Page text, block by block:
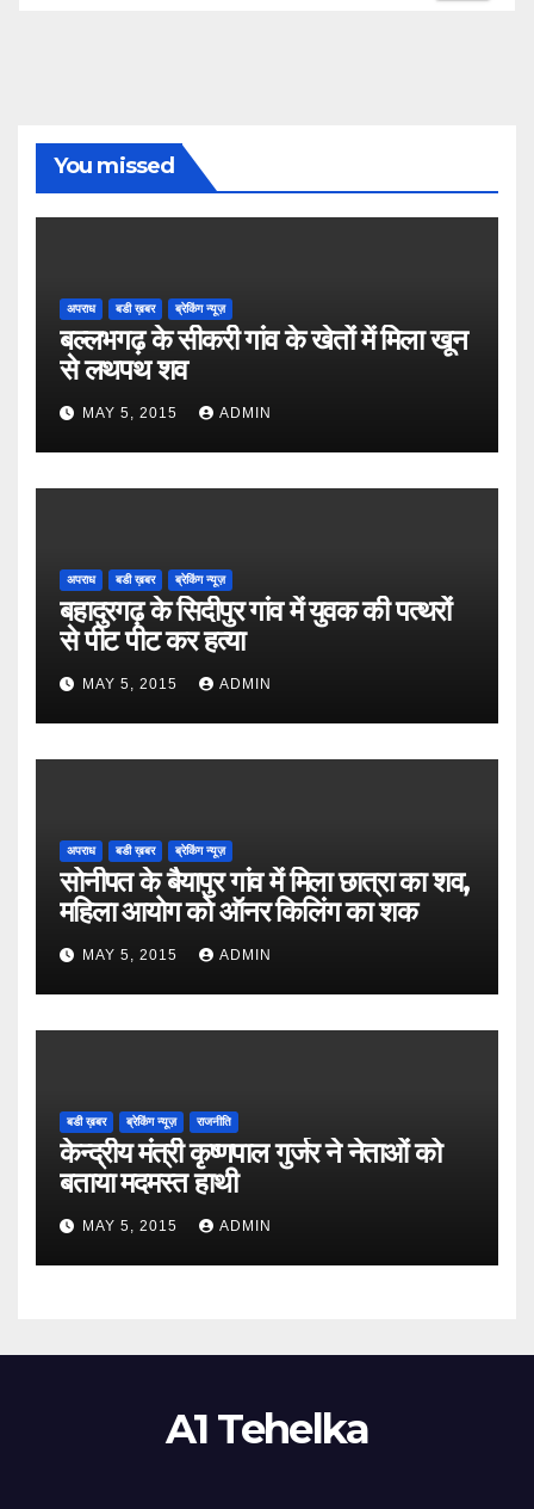
You missed
अपराध बडी ख़बर ब्रेकिंग न्यूज़
बल्लभगढ़ के सीकरी गांव के खेतों में मिला खून
से लथपथ शव
MAY 5, 2015 ADMIN
अपराध बडी ख़बर ब्रेकिंग न्यूज़
बहादुरगढ़ के सिदीपुर गांव में युवक की पत्थरों
से पीट पीट कर हत्या
MAY 5, 2015 ADMIN
अपराध बडी ख़बर ब्रेकिंग न्यूज़
सोनीपत के बैयापुर गांव में मिला छात्रा का शव,
महिला आयोग को ऑनर किलिंग का शक
MAY 5, 2015 ADMIN
बडी ख़बर ब्रेकिंग न्यूज़ राजनीति
केन्द्रीय मंत्री कृष्णपाल गुर्जर ने नेताओं को
बताया मदमस्त हाथी
MAY 5, 2015 ADMIN
A1 Tehelka